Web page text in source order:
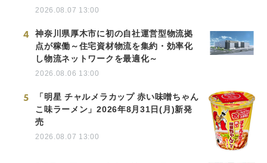
2026.08.07 13:00
4
神奈川県厚木市に初の自社運営型物流拠
点が稼働～住宅資材物流を集約・効率化
し物流ネットワークを最適化～
2026.08.06 13:00
5
「明星 チャルメラカップ 赤い味噌ちゃん
こ味ラーメン」2026年8月31日(月)新発
売
2026.08.07 13:00